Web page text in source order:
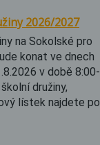
2026/2027
na Sokolské pro
konat ve dnech
v době 8:00-
družiny,
lístek najdete po